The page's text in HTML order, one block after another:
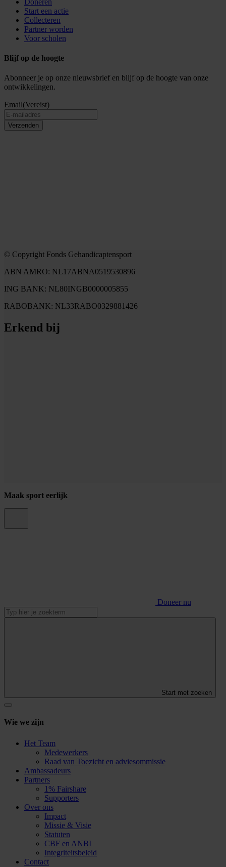
Start een actie
Collecteren
Partner worden
Voor scholen
Blijf op de hoogte
Abonneer je op onze nieuwsbrief en blijf op de hoogte van onze
ontwikkelingen.
Email(Vereist)
Verzenden
© Copyright Fonds Gehandicaptensport
ABN AMRO: NL17ABNA0519530896
ING BANK: NL80INGB0000005855
RABOBANK: NL33RABO0329881426
Erkend bij
Maak sport eerlijk
Doneer nu
Start met zoeken
Wie we zijn
Het Team
Medewerkers
Raad van Toezicht en adviesommissie
Ambassadeurs
Partners
1% Fairshare
Supporters
Over ons
Impact
Missie & Visie
Statuten
CBF en ANBI
Integriteitsbeleid
Contact